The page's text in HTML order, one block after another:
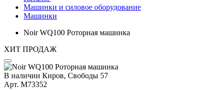
Машинки и силовое оборудование
Машинки
Noir WQ100 Роторная машинка
ХИТ ПРОДАЖ
В наличии Киров, Свободы 57
Арт. М73352